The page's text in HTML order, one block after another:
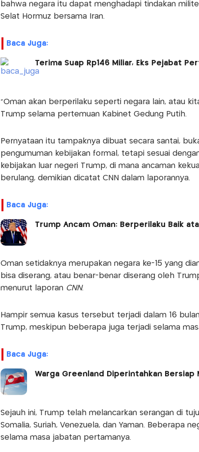
bahwa negara itu dapat menghadapi tindakan
Selat Hormuz bersama Iran.
Baca Juga:
Terima Suap Rp146 Miliar, Eks Pejabat
“Oman akan berperilaku seperti negara lain, atau
Trump selama pertemuan Kabinet Gedung Putih.
Pernyataan itu tampaknya dibuat secara santai,
pengumuman kebijakan formal, tetapi sesuai
kebijakan luar negeri Trump, di mana ancaman
berulang, demikian dicatat CNN dalam laporannya.
Baca Juga:
Trump Ancam Oman: Berperilaku Baik
Oman setidaknya merupakan negara ke-15 yang
bisa diserang, atau benar-benar diserang oleh
menurut laporan CNN.
Hampir semua kasus tersebut terjadi dalam 16
Trump, meskipun beberapa juga terjadi selama
Baca Juga:
Warga Greenland Diperintahkan Bersiap
Sejauh ini, Trump telah melancarkan serangan di
Somalia, Suriah, Venezuela, dan Yaman. Beberapa
selama masa jabatan pertamanya.